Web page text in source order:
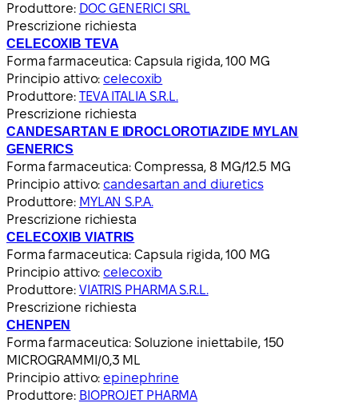
Produttore: DOC GENERICI SRL
Prescrizione richiesta
CELECOXIB TEVA
Forma farmaceutica: Capsula rigida, 100 MG
Principio attivo: celecoxib
Produttore: TEVA ITALIA S.R.L.
Prescrizione richiesta
CANDESARTAN E IDROCLOROTIAZIDE MYLAN
GENERICS
Forma farmaceutica: Compressa, 8 MG/12.5 MG
Principio attivo: candesartan and diuretics
Produttore: MYLAN S.P.A.
Prescrizione richiesta
CELECOXIB VIATRIS
Forma farmaceutica: Capsula rigida, 100 MG
Principio attivo: celecoxib
Produttore: VIATRIS PHARMA S.R.L.
Prescrizione richiesta
CHENPEN
Forma farmaceutica: Soluzione iniettabile, 150
MICROGRAMMI/0,3 ML
Principio attivo: epinephrine
Produttore: BIOPROJET PHARMA